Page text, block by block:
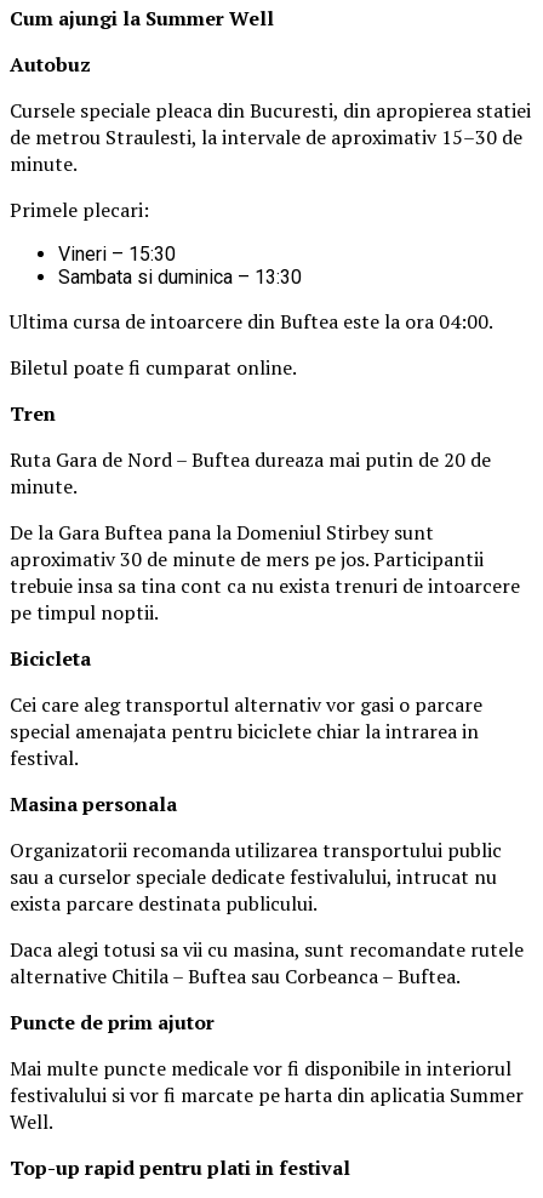
Cum ajungi la Summer Well
Autobuz
Cursele speciale pleaca din Bucuresti, din apropierea statiei
de metrou Straulesti, la intervale de aproximativ 15–30 de
minute.
Primele plecari:
Vineri – 15:30
Sambata si duminica – 13:30
Ultima cursa de intoarcere din Buftea este la ora 04:00.
Biletul poate fi cumparat online.
Tren
Ruta Gara de Nord – Buftea dureaza mai putin de 20 de
minute.
De la Gara Buftea pana la Domeniul Stirbey sunt
aproximativ 30 de minute de mers pe jos. Participantii
trebuie insa sa tina cont ca nu exista trenuri de intoarcere
pe timpul noptii.
Bicicleta
Cei care aleg transportul alternativ vor gasi o parcare
special amenajata pentru biciclete chiar la intrarea in
festival.
Masinapersonala
Organizatorii recomanda utilizarea transportului public
sau a curselor speciale dedicate festivalului, intrucat nu
exista parcare destinata publicului.
Daca alegi totusi sa vii cu masina, sunt recomandate rutele
alternative Chitila – Buftea sau Corbeanca – Buftea.
Puncte de prim ajutor
Mai multe puncte medicale vor fi disponibile in interiorul
festivalului si vor fi marcate pe harta din aplicatia Summer
Well.
Top-up rapid pentru plati in festival